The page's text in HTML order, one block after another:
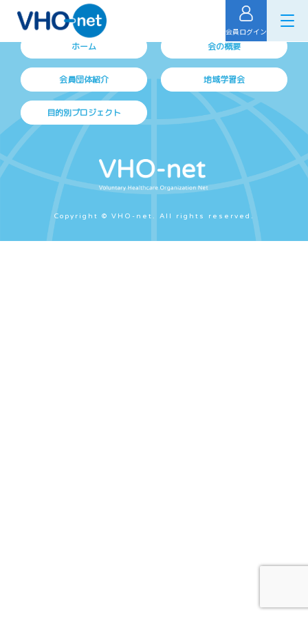
会員ログイン
ホーム 会の概要
会員団体紹介 地域学習会
目的別プロジェクト
Copyright © VHO-net. All rights reserved.